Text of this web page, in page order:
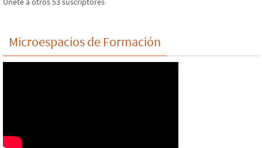
Microespacios de Formación